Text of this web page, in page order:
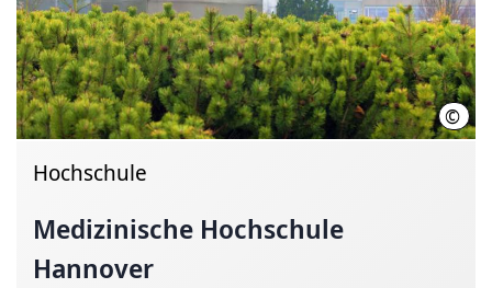
©
Hochschule
Medizinische Hochschule
Hannover